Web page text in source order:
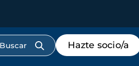
Menú
de
destacados
Hazte socio/a